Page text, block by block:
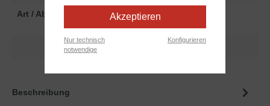
Art / Abmessungen: Print
Kostenloser Download
Beschreibung
Akzeptieren
Nur technisch
notwendige
Konfigurieren